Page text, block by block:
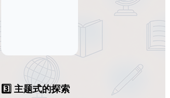
3️⃣ 主题式的探索